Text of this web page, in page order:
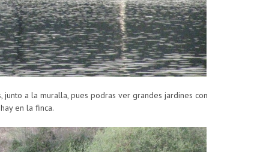
a la muralla, pues podras ver grandes jardines con
en la finca.